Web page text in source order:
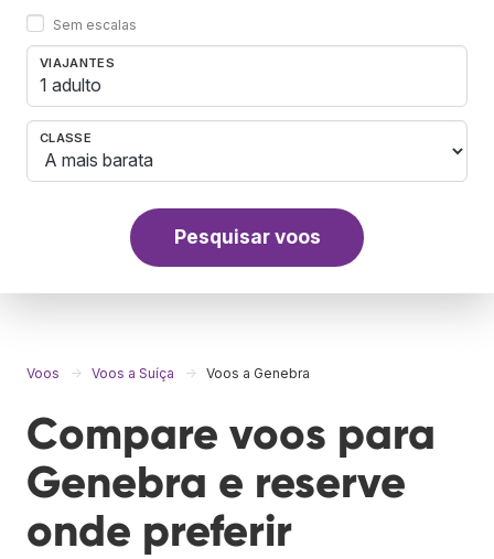
Sem escalas
VIAJANTES
1 adulto
CLASSE
Pesquisar voos
Voos Voos a Suíça Voos a Genebra
Compare voos para
Genebra e reserve
onde preferir